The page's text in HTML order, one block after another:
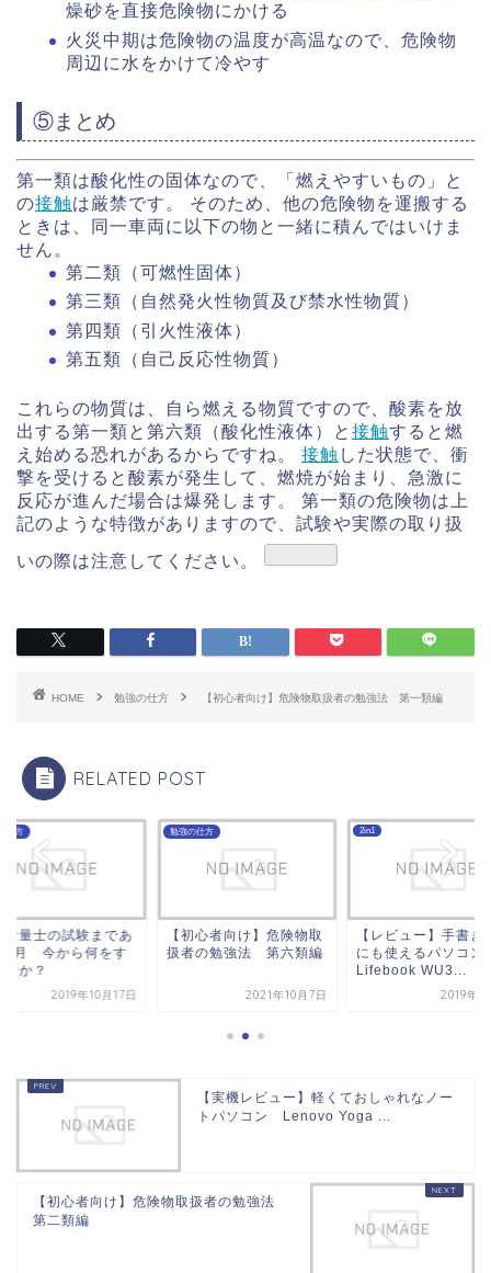
燥砂を直接危険物にかける
火災中期は危険物の温度が高温なので、危険物
周辺に水をかけて冷やす
⑤まとめ
第一類は酸化性の固体なので、「燃えやすいもの」と
の接触は厳禁です。 そのため、他の危険物を運搬する
ときは、同一車両に以下の物と一緒に積んではいけま
せん。
第二類（可燃性固体）
第三類（自然発火性物質及び禁水性物質）
第四類（引火性液体）
第五類（自己反応性物質）
これらの物質は、自ら燃える物質ですので、酸素を放
出する第一類と第六類（酸化性液体）と 接触すると燃
え始める恐れがあるからですね。 接触 した状態で、衝
撃を受けると酸素が発生して、燃焼が始まり、急激に
反応が進んだ場合は爆発します。 第一類の危険物は上
記のような特徴がありますので、試験や実際の取り扱
いの際は注意してください。
HOME 勉強の仕方 【初心者向け】危険物取扱者の勉強法 第一類編
RELATED POST
仕方
心者向け】危険物取
の勉強法 第六類編
2021年10月7日
2in1
【レビュー】手書き勉強
にも使えるパソコン
2019年9月2日
勉強の仕方
環境計量士の試験ま
と2か月 今から何
るべきか？
2019年10
【実機レビュー】軽くておしゃれなノー
トパソコン Lenovo Yoga ...
【初心者向け】危険物取扱者の勉強法
第二類編